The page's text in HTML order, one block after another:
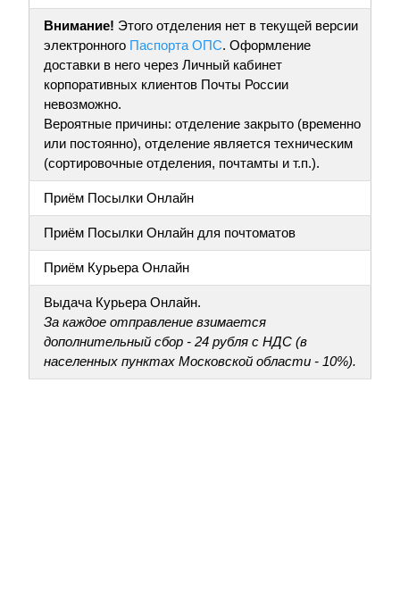
Внимание! Этого отделения нет в текущей версии
электронного Паспорта ОПС. Оформление
доставки в него через Личный кабинет
корпоративных клиентов Почты России
невозможно.
Вероятные причины: отделение закрыто (временно
или постоянно), отделение является техническим
(сортировочные отделения, почтамты и т.п.).
Приём Посылки Онлайн
Приём Посылки Онлайн для почтоматов
Приём Курьера Онлайн
Выдача Курьера Онлайн.
За каждое отправление взимается
дополнительный сбор - 24 рубля с НДС (в
населенных пунктах Московской области - 10%).